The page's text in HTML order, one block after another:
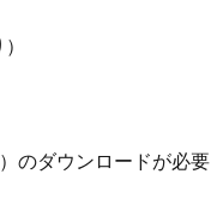
のダウンロードが必要